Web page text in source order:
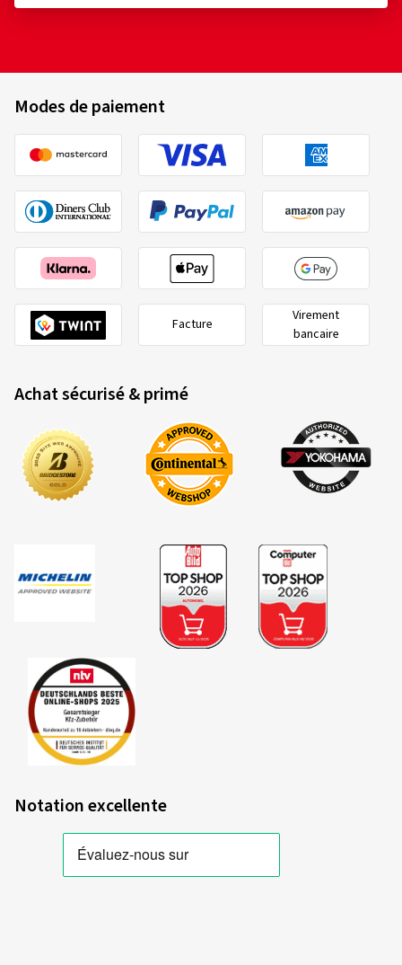
Modes de paiement
Facture
Virement
bancaire
Achat sécurisé & primé
Notation excellente